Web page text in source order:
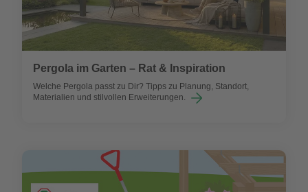
Pergola im Garten – Rat & Inspiration
Welche Pergola passt zu Dir? Tipps zu Planung, Standort,
Materialien und stilvollen Erweiterungen.